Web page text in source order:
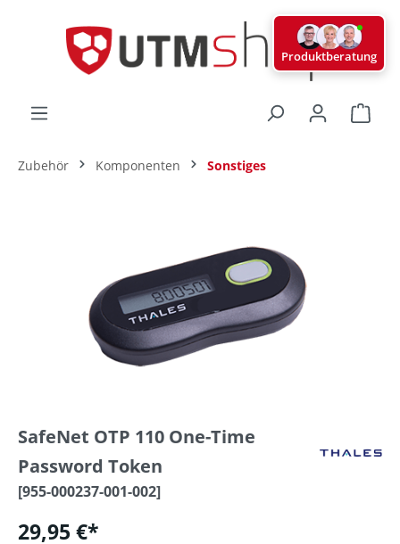
Zubehör Komponenten Sonstiges
SafeNet OTP 110 One-Time
Password Token
[955-000237-001-002]
29,95 €*
Produktberatung